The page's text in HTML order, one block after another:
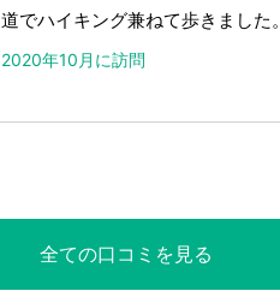
道でハイキング兼ねて歩きました。
2020年10月に訪問
全ての口コミを見る